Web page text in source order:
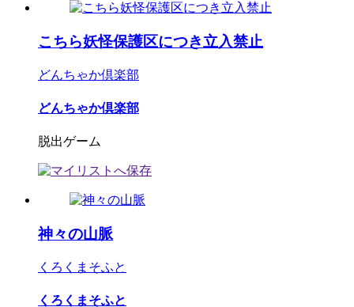
こちら妖怪保護区につき立入禁止
どんちゃか倶楽部
どんちゃか倶楽部
脱出ゲーム
神々の山脈
くろくまそふと
くろくまそふと